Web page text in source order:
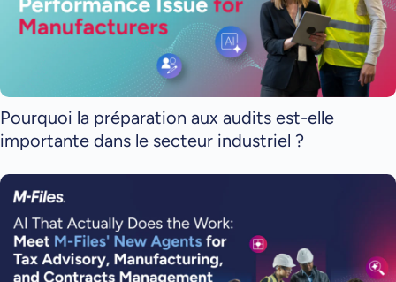
Pourquoi la préparation aux audits est-elle
importante dans le secteur industriel ?